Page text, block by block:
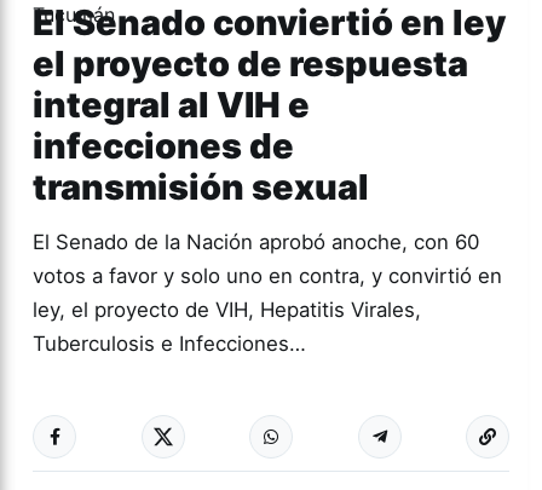
El Senado conviertió en ley
el proyecto de respuesta
integral al VIH e
infecciones de
transmisión sexual
El Senado de la Nación aprobó anoche, con 60
votos a favor y solo uno en contra, y convirtió en
ley, el proyecto de VIH, Hepatitis Virales,
Tuberculosis e Infecciones…
ACTUALIDAD Más